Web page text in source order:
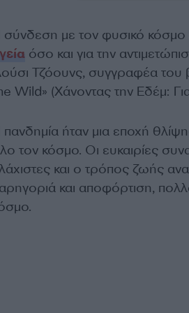
σύνδεση με τον φυσικό κόσμο
όσο και για την
Τζόουνς, συγγραφέα του
Wild» (Χάνοντας την Εδέμ:
ήταν μια εποχή
τον κόσμο. Οι ευκαιρίες
και ο τρόπος ζωής
και αποφόρτιση,